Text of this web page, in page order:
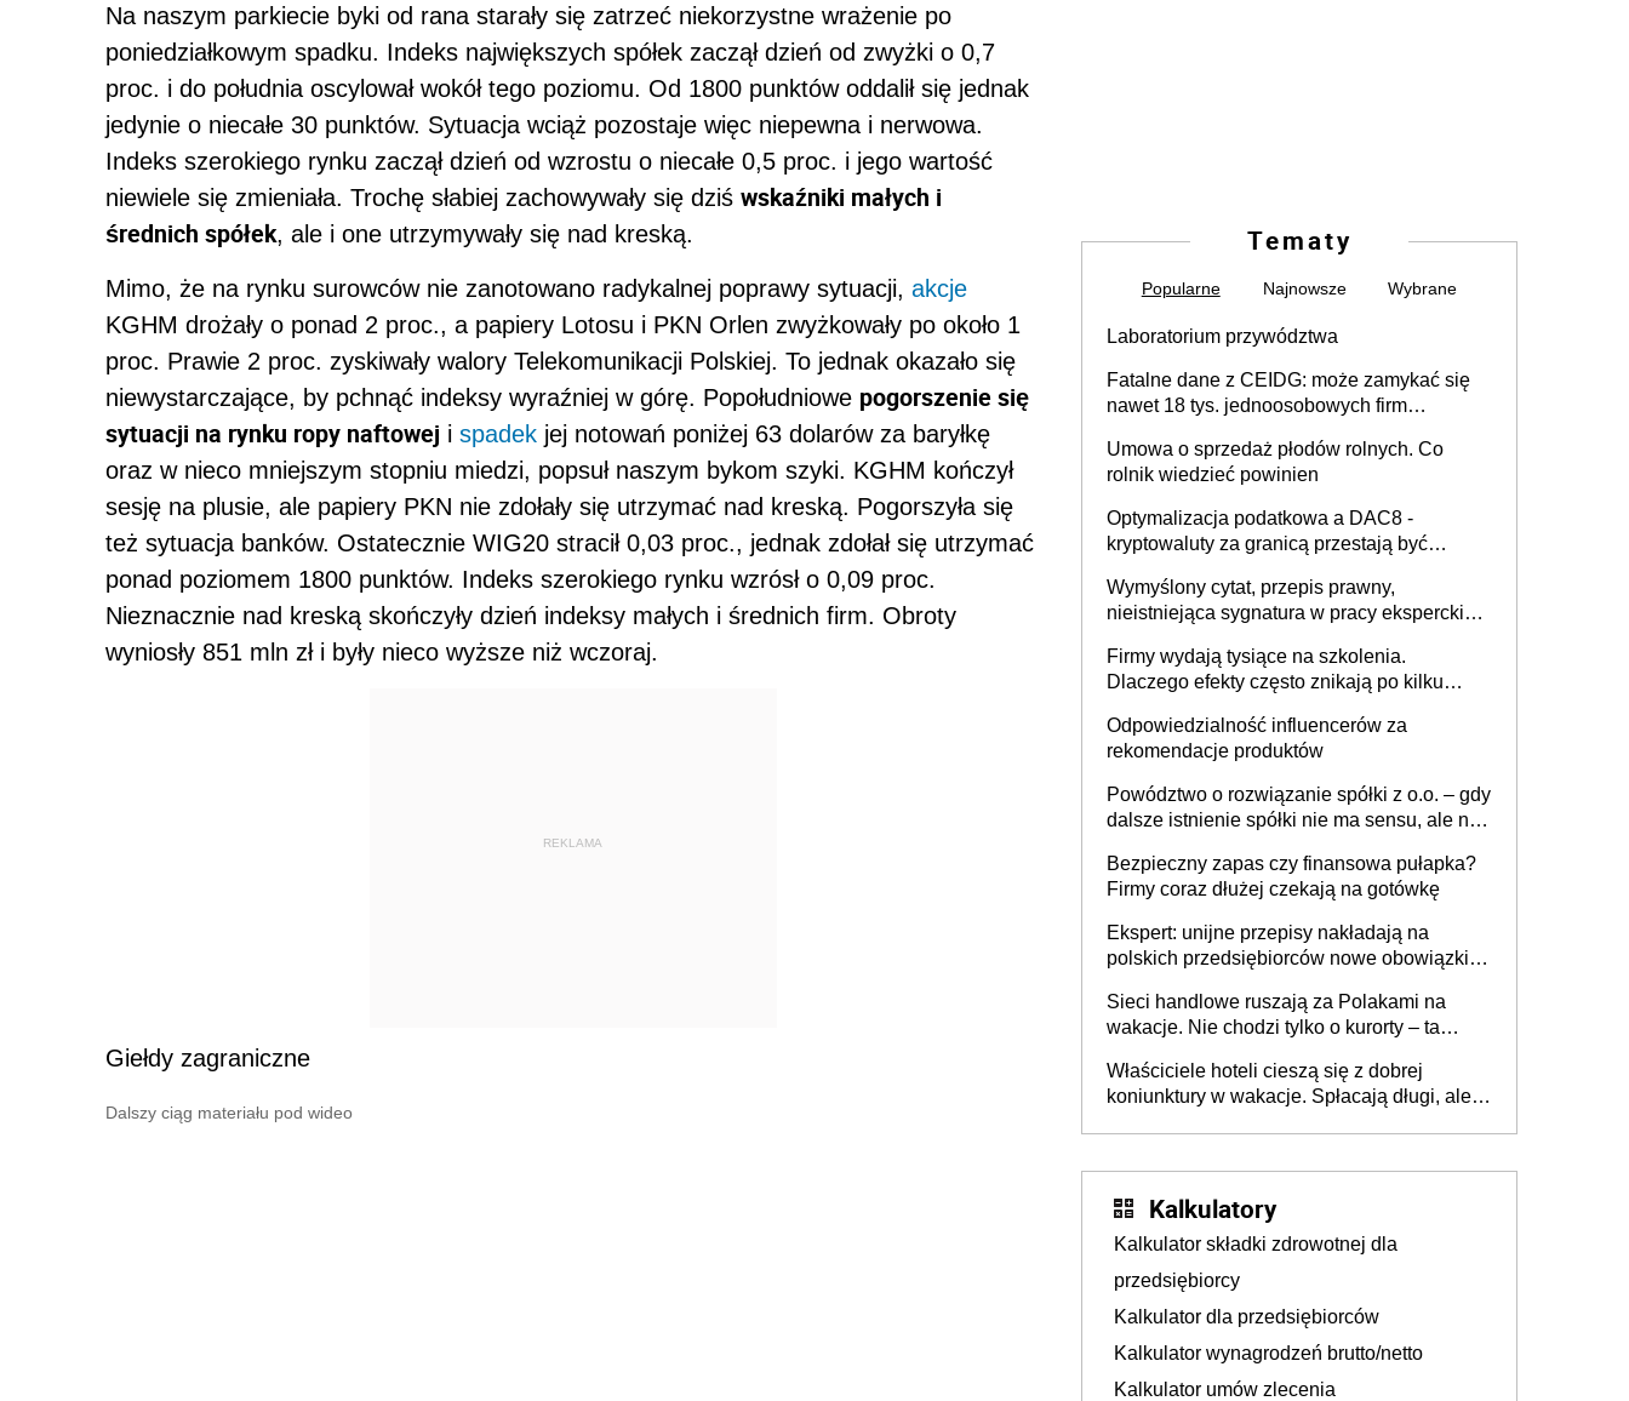
Na naszym parkiecie byki od rana starały się zatrzeć niekorzystne wrażenie po
poniedziałkowym spadku. Indeks największych spółek zaczął dzień od zwyżki o 0,7
proc. i do południa oscylował wokół tego poziomu. Od 1800 punktów oddalił się jednak
jedynie o niecałe 30 punktów. Sytuacja wciąż pozostaje więc niepewna i nerwowa.
Indeks szerokiego rynku zaczął dzień od wzrostu o niecałe 0,5 proc. i jego wartość
niewiele się zmieniała. Trochę słabiej zachowywały się dziś wskaźniki małych i
średnich spółek, ale i one utrzymywały się nad kreską.
Mimo, że na rynku surowców nie zanotowano radykalnej poprawy sytuacji, akcje
KGHM drożały o ponad 2 proc., a papiery Lotosu i PKN Orlen zwyżkowały po około 1
proc. Prawie 2 proc. zyskiwały walory Telekomunikacji Polskiej. To jednak okazało się
niewystarczające, by pchnąć indeksy wyraźniej w górę. Popołudniowe pogorszenie się
sytuacji na rynku ropy naftowej i spadek jej notowań poniżej 63 dolarów za baryłkę
oraz w nieco mniejszym stopniu miedzi, popsuł naszym bykom szyki. KGHM kończył
sesję na plusie, ale papiery PKN nie zdołały się utrzymać nad kreską. Pogorszyła się
też sytuacja banków. Ostatecznie WIG20 stracił 0,03 proc., jednak zdołał się utrzymać
ponad poziomem 1800 punktów. Indeks szerokiego rynku wzrósł o 0,09 proc.
Nieznacznie nad kreską skończyły dzień indeksy małych i średnich firm. Obroty
wyniosły 851 mln zł i były nieco wyższe niż wczoraj.
REKLAMA
Giełdy zagraniczne
Dalszy ciąg materiału pod wideo
Tematy
Popularne Najnowsze Wybrane
Laboratorium przywództwa
Fatalne dane z CEIDG: może zamykać się
nawet 18 tys. jednoosobowych firm
Umowa o sprzedaż płodów rolnych. Co
rolnik wiedzieć powinien
Optymalizacja podatkowa a DAC8 -
kryptowaluty za granicą przestają być
Wymyślony cytat, przepis prawny,
nieistniejąca sygnatura w pracy eksperckiej -
firmie
Firmy wydają tysiące na szkolenia.
Dlaczego efekty często znikają po kilku
Odpowiedzialność influencerów za
rekomendacje produktów
Powództwo o rozwiązanie spółki z o.o. – gdy
dalsze istnienie spółki nie ma sensu, ale nie
Bezpieczny zapas czy finansowa pułapka?
Firmy coraz dłużej czekają na gotówkę
Ekspert: unijne przepisy nakładają na
polskich przedsiębiorców nowe obowiązki w
Sieci handlowe ruszają za Polakami na
wakacje. Nie chodzi tylko o kurorty – ta
tam, gdzie wielu spędzi urlop po cichu
Właściciele hoteli cieszą się z dobrej
koniunktury w wakacje. Spłacają długi, ale
Kalkulatory
Kalkulator składki zdrowotnej dla
przedsiębiorcy
Kalkulator dla przedsiębiorców
Kalkulator wynagrodzeń brutto/netto
Kalkulator umów zlecenia